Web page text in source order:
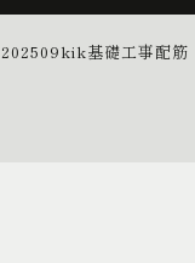
202509kik基礎工事配筋